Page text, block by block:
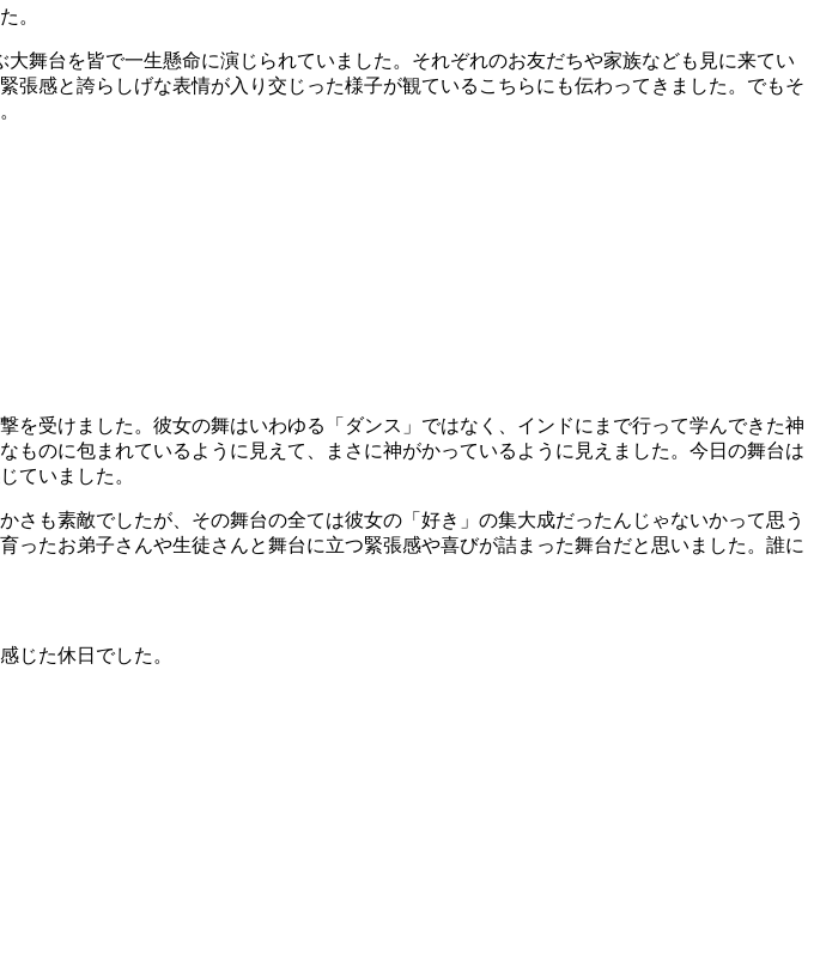
。
舞台を皆で一生懸命に演じられていました。それぞれのお友だちや家族なども見に来てい
感と誇らしげな表情が入り交じった様子が観ているこちらにも伝わってきました。でもそ
受けました。彼女の舞はいわゆる「ダンス」ではなく、インドにまで行って学んできた神
のに包まれているように見えて、まさに神がかっているように見えました。今日の舞台は
ていました。
も素敵でしたが、その舞台の全ては彼女の「好き」の集大成だったんじゃないかって思う
たお弟子さんや生徒さんと舞台に立つ緊張感や喜びが詰まった舞台だと思いました。誰に
じた休日でした。